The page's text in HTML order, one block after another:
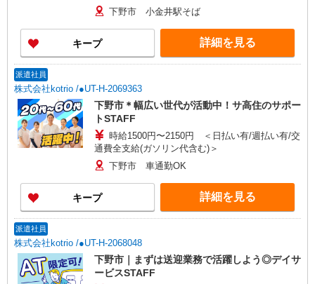
下野市 小金井駅そば
キープ 詳細を見る
派遣社員
株式会社kotrio /●UT-H-2069363
下野市＊幅広い世代が活動中！サ高住のサポー
トSTAFF
時給1500円〜2150円 ＜日払い有/週払い有/交
通費全支給(ガソリン代含む)＞
下野市 車通勤OK
キープ 詳細を見る
派遣社員
株式会社kotrio /●UT-H-2068048
下野市｜まずは送迎業務で活躍しよう◎デイサ
ービスSTAFF